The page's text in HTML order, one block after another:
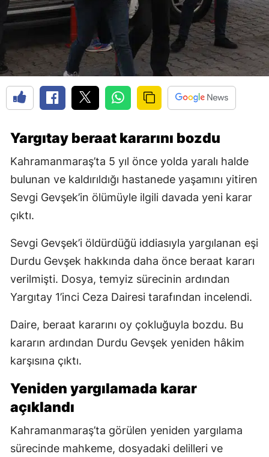
Yargıtay beraat kararını bozdu
Kahramanmaraş’ta 5 yıl önce yolda yaralı halde
bulunan ve kaldırıldığı hastanede yaşamını yitiren
Sevgi Gevşek’in ölümüyle ilgili davada yeni karar
çıktı.
Sevgi Gevşek’i öldürdüğü iddiasıyla yargılanan eşi
Durdu Gevşek hakkında daha önce beraat kararı
verilmişti. Dosya, temyiz sürecinin ardından
Yargıtay 1’inci Ceza Dairesi tarafından incelendi.
Daire, beraat kararını oy çokluğuyla bozdu. Bu
kararın ardından Durdu Gevşek yeniden hâkim
karşısına çıktı.
Yeniden yargılamada karar
açıklandı
Kahramanmaraş’ta görülen yeniden yargılama
sürecinde mahkeme, dosyadaki delilleri ve